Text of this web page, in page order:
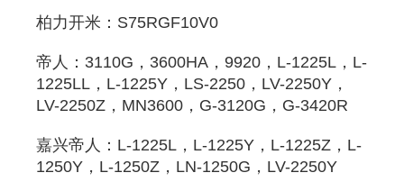
柏力开米：S75RGF10V0
帝人：3110G，3600HA，9920，L-1225L，L-
1225LL，L-1225Y，LS-2250，LV-2250Y，
LV-2250Z，MN3600，G-3120G，G-3420R
嘉兴帝人：L-1225L，L-1225Y，L-1225Z，L-
1250Y，L-1250Z，LN-1250G，LV-2250Y